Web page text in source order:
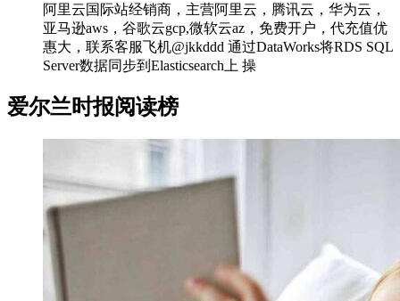
阿里云国际站经销商，主营阿里云，腾讯云，华为云，
亚马逊aws，谷歌云gcp,微软云az，免费开户，代充值优
惠大，联系客服飞机@jkkddd 通过DataWorks将RDS SQL
Server数据同步到Elasticsearch上 操
爱尔兰时报阅读榜